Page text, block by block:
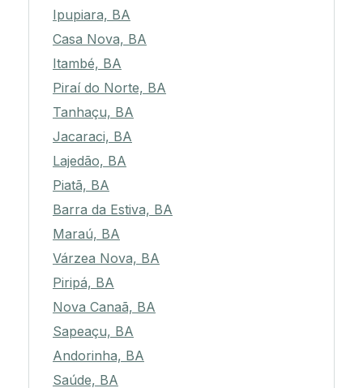
Ipupiara, BA
Casa Nova, BA
Itambé, BA
Piraí do Norte, BA
Tanhaçu, BA
Jacaraci, BA
Lajedão, BA
Piatã, BA
Barra da Estiva, BA
Maraú, BA
Várzea Nova, BA
Piripá, BA
Nova Canaã, BA
Sapeaçu, BA
Andorinha, BA
Saúde, BA